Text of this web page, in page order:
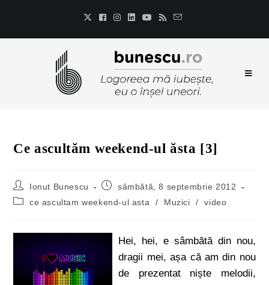
Ce ascultăm weekend-ul ăsta [3]
Ionut Bunescu
sâmbătă, 8 septembrie 2012
ce ascultam weekend-ul asta
/ Muzici / video
Hei, hei, e sâmbătă din nou,
dragii mei, așa că am din nou
de prezentat niște melodii,